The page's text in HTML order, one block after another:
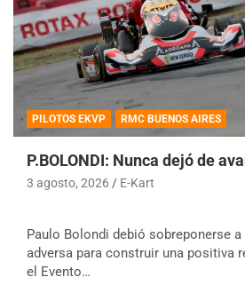
PILOTOS EKVP RMC BUENOS AIRES
P.BOLONDI: Nunca dejó de
3 agosto, 2026 E-Kart
Paulo Bolondi debió sobreponerse
adversa para construir una positiva
el Evento…
COBERTURA ESPECIAL DE E-